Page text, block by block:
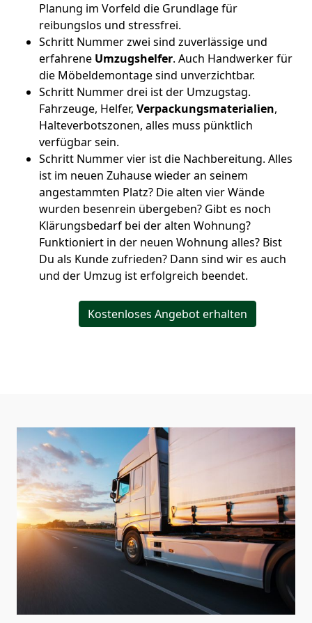
Planung im Vorfeld die Grundlage für
reibungslos und stressfrei.
Schritt Nummer zwei sind zuverlässige und
erfahrene Umzugshelfer. Auch Handwerker für
die Möbeldemontage sind unverzichtbar.
Schritt Nummer drei ist der Umzugstag.
Fahrzeuge, Helfer, Verpackungsmaterialien,
Halteverbotszonen, alles muss pünktlich
verfügbar sein.
Schritt Nummer vier ist die Nachbereitung. Alles
ist im neuen Zuhause wieder an seinem
angestammten Platz? Die alten vier Wände
wurden besenrein übergeben? Gibt es noch
Klärungsbedarf bei der alten Wohnung?
Funktioniert in der neuen Wohnung alles? Bist
Du als Kunde zufrieden? Dann sind wir es auch
und der Umzug ist erfolgreich beendet.
Kostenloses Angebot erhalten